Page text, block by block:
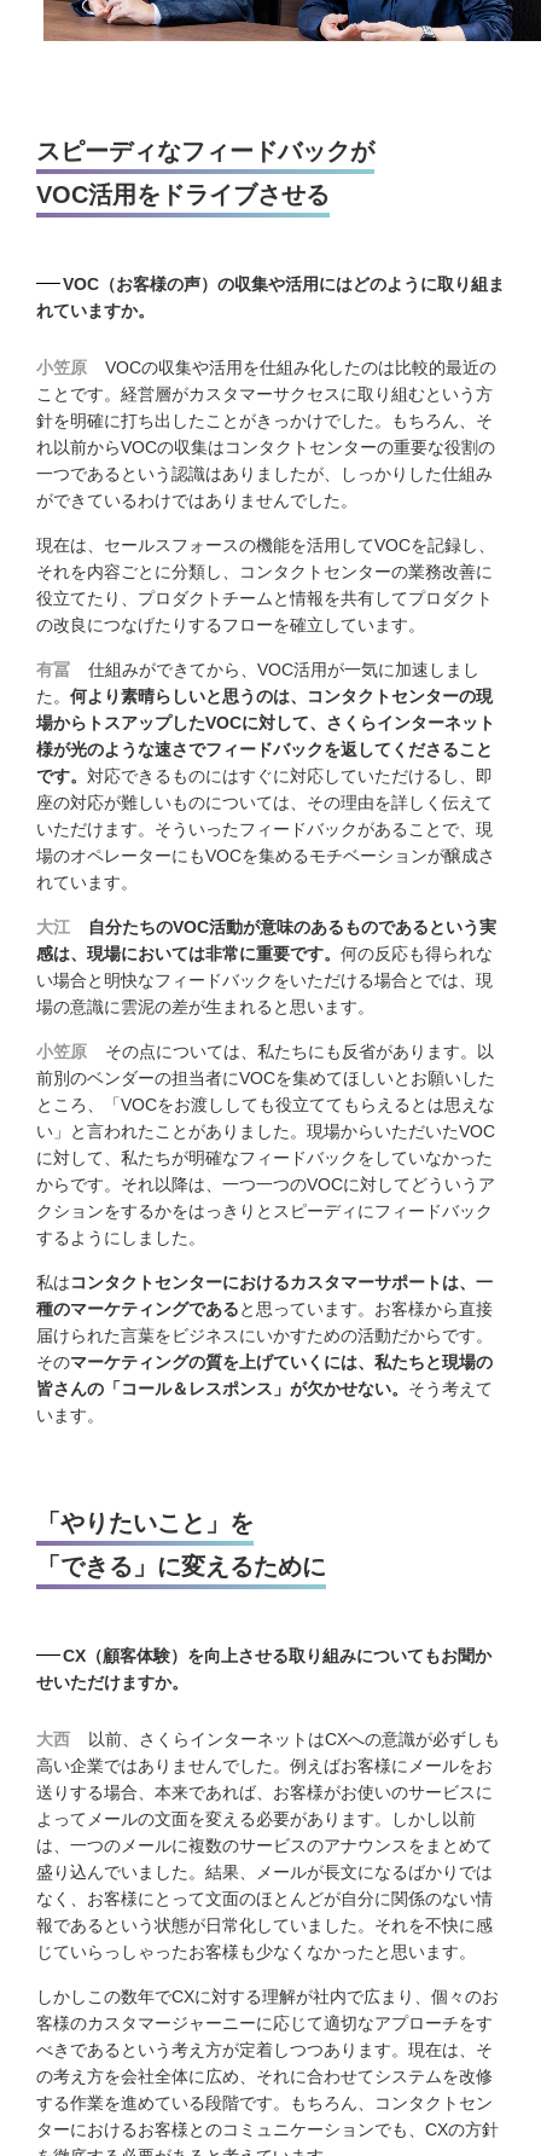
スピーディなフィードバックが
VOC活用をドライブさせる
VOC（お客様の声）の収集や活用にはどのように取り組ま
れていますか。
小笠原
VOCの収集や活用を仕組み化したのは比較的最近の
ことです。経営層がカスタマーサクセスに取り組むという方
針を明確に打ち出したことがきっかけでした。もちろん、そ
れ以前からVOCの収集はコンタクトセンターの重要な役割の
一つであるという認識はありましたが、しっかりした仕組み
ができているわけではありませんでした。
現在は、セールスフォースの機能を活用してVOCを記録し、
それを内容ごとに分類し、コンタクトセンターの業務改善に
役立てたり、プロダクトチームと情報を共有してプロダクト
の改良につなげたりするフローを確立しています。
有冨
仕組みができてから、VOC活用が一気に加速しまし
た。 何より素晴らしいと思うのは、コンタクトセンターの現
場からトスアップしたVOCに対して、さくらインターネット
様が光のような速さでフィードバックを返してくださること
です。 対応できるものにはすぐに対応していただけるし、即
座の対応が難しいものについては、その理由を詳しく伝えて
いただけます。そういったフィードバックがあることで、現
場のオペレーターにもVOCを集めるモチベーションが醸成さ
れています。
大江
自分たちのVOC活動が意味のあるものであるという実
感は、現場においては非常に重要です。 何の反応も得られな
い場合と明快なフィードバックをいただける場合とでは、現
場の意識に雲泥の差が生まれると思います。
小笠原
その点については、私たちにも反省があります。以
前別のベンダーの担当者にVOCを集めてほしいとお願いした
ところ、「VOCをお渡ししても役立ててもらえるとは思えな
い」と言われたことがありました。現場からいただいたVOC
に対して、私たちが明確なフィードバックをしていなかった
からです。それ以降は、一つ一つのVOCに対してどういうア
クションをするかをはっきりとスピーディにフィードバック
するようにしました。
私はコンタクトセンターにおけるカスタマーサポートは、一
種のマーケティングであると思っています。お客様から直接
届けられた言葉をビジネスにいかすための活動だからです。
そのマーケティングの質を上げていくには、私たちと現場の
皆さんの「コール＆レスポンス」が欠かせない。 そう考えて
います。
「やりたいこと」を
「できる」に変えるために
CX（顧客体験）を向上させる取り組みについてもお聞か
せいただけますか。
大西
以前、さくらインターネットはCXへの意識が必ずしも
高い企業ではありませんでした。例えばお客様にメールをお
送りする場合、本来であれば、お客様がお使いのサービスに
よってメールの文面を変える必要があります。しかし以前
は、一つのメールに複数のサービスのアナウンスをまとめて
盛り込んでいました。結果、メールが長文になるばかりでは
なく、お客様にとって文面のほとんどが自分に関係のない情
報であるという状態が日常化していました。それを不快に感
じていらっしゃったお客様も少なくなかったと思います。
しかしこの数年でCXに対する理解が社内で広まり、個々のお
客様のカスタマージャーニーに応じて適切なアプローチをす
べきであるという考え方が定着しつつあります。現在は、そ
の考え方を会社全体に広め、それに合わせてシステムを改修
する作業を進めている段階です。もちろん、コンタクトセン
ターにおけるお客様とのコミュニケーションでも、CXの方針